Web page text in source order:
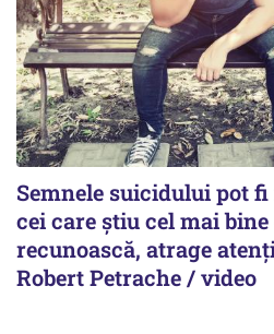
Semnele suicidului pot
cei care știu cel mai
recunoască, atrage
Robert Petrache / video